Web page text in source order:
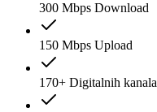
300 Mbps Download
150 Mbps Upload
170+ Digitalnih kanala